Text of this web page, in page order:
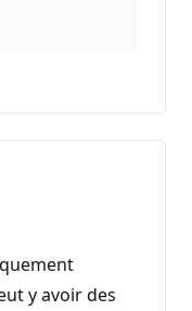
y avoir des